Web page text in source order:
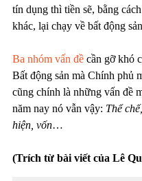
tín dụng thì tiền sẽ, bằng
khác, lại chạy về bất động
Ba nhóm vấn đề cần gỡ khó
Bất động sản mà Chính phủ
cũng chính là những vấn đề
năm nay nó vẫn vậy: Thể
hiện, vốn…
(Trích từ bài viết của Lê